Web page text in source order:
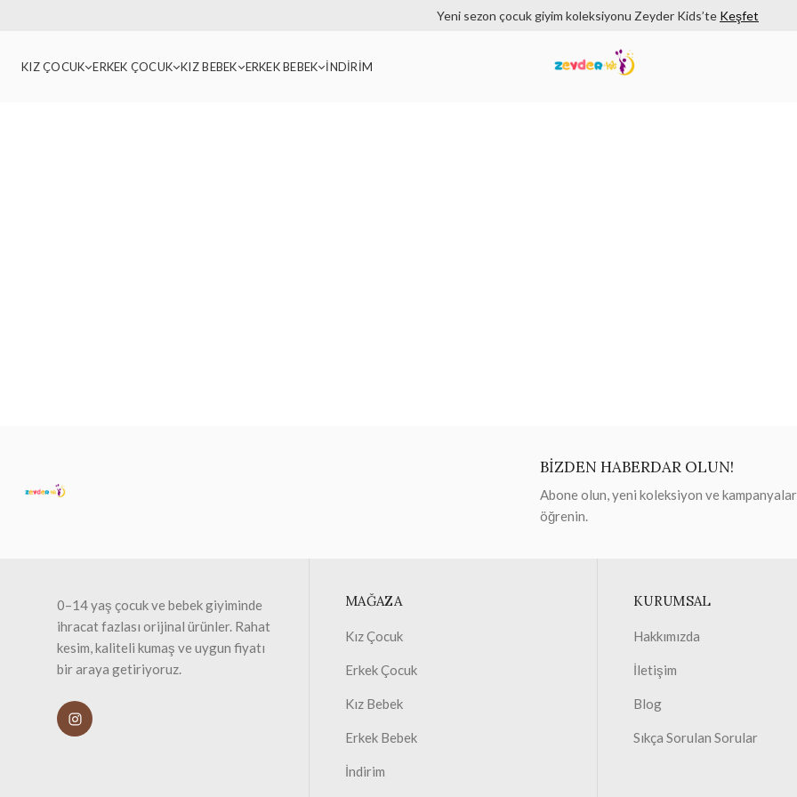
Yeni sezon çocuk giyim koleksiyonu Zeyder Kids’te Keşfet
KIZ ÇOCUK ERKEK ÇOCUK KIZ BEBEK ERKEK BEBEK İNDİRİM
BİZDEN HABERDAR OLUN!
Abone olun, yeni koleksiyon ve
öğrenin.
0–14 yaş çocuk ve bebek giyiminde
ihracat fazlası orijinal ürünler. Rahat
kesim, kaliteli kumaş ve uygun fiyatı
bir araya getiriyoruz.
MAĞAZA
Kız Çocuk
Erkek Çocuk
Kız Bebek
Erkek Bebek
İndirim
KURUMSAL
Hakkımızda
İletişim
Blog
Sıkça Sorulan Sorular